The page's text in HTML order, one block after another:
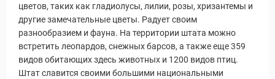
Туры
цветов, таких как гладиолусы, лилии, розы, хризантемы и
другие замечательные цветы. Радует своим
разнообразием и фауна. На территории штата можно
встретить леопардов, снежных барсов, а также еще 359
видов обитающих здесь животных и 1200 видов птиц.
Штат славится своими большими национальными